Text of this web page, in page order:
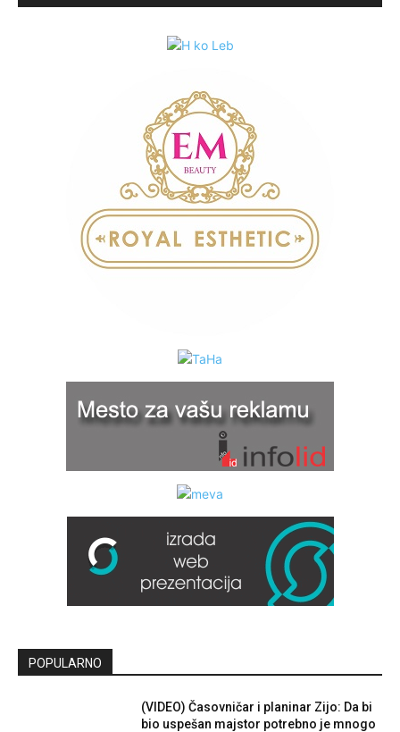
POPULARNO
(VIDEO) Časovničar i planinar Zijo: Da bi
bio uspešan majstor potrebno je mnogo